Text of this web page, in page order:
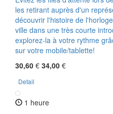
les retirant auprès d'un
découvrir l'histoire de
ville dans une très courte
explorez-la à votre rythme
sur votre mobile/tablette!
30,60 € 34,00 €
Detail
1 heure